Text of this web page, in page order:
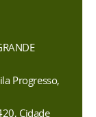
Progresso,
Cidade